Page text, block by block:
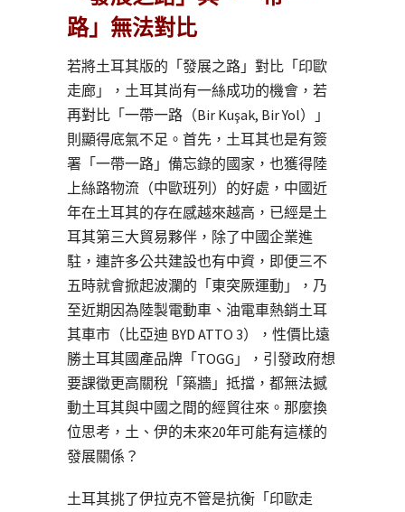
路」無法對比
若將土耳其版的「發展之路」對比「印歐
走廊」，土耳其尚有一絲成功的機會，若
再對比「一帶一路（Bir Kuşak, Bir Yol）」
則顯得底氣不足。首先，土耳其也是有簽
署「一帶一路」備忘錄的國家，也獲得陸
上絲路物流（中歐班列）的好處，中國近
年在土耳其的存在感越來越高，已經是土
耳其第三大貿易夥伴，除了中國企業進
駐，連許多公共建設也有中資，即便三不
五時就會掀起波瀾的「東突厥運動」，乃
至近期因為陸製電動車、油電車熱銷土耳
其車市（比亞迪 BYD ATTO 3），性價比遠
勝土耳其國產品牌「TOGG」，引發政府想
要課徵更高關稅「築牆」抵擋，都無法撼
動土耳其與中國之間的經貿往來。那麼換
位思考，土、伊的未來20年可能有這樣的
發展關係？
土耳其挑了伊拉克不管是抗衡「印歐走